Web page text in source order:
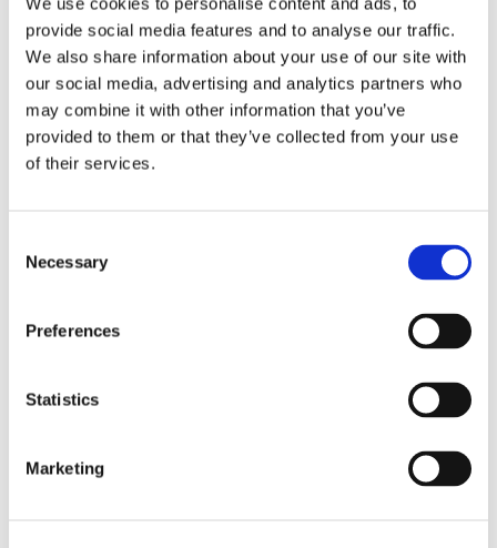
provide social media features and to analyse our traffic.
We also share information about your use of our site with
our social media, advertising and analytics partners who
may combine it with other information that you’ve
provided to them or that they’ve collected from your use
of their services.
Selection
Necessary
Preferences
Statistics
Marketing
Vind hier een familie mediator!
Vanwege de familieband zijn familieleden altijd
met elkaar verbonden. In de meeste gevallen zult
u elkaar regelmatig tegenkomen. Iedereen heeft
er dus belang bij dat het conflict op een prettige
bereiken van een win-win situatie. Een
betrokken partijen, maar vaak heeft de hele
deze vervelende situatie door een mediator in te
offertes aan van mediators in uw regio.